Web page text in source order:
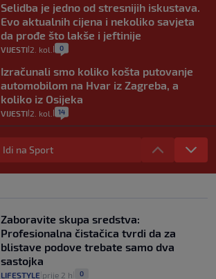
Selidba je jedno od stresnijih iskustava.
Evo aktualnih cijena i nekoliko savjeta
da prođe što lakše i jeftinije
VIJESTI 2. kol. 0
Izračunali smo koliko košta putovanje
automobilom na Hvar iz Zagreba, a
koliko iz Osijeka
VIJESTI 2. kol. 14
"Kći je otišla na more, a zaboravila
zdravstvenu iskaznicu". Kakva su prava
pacijenata izvan mjesta prebivališta?
1
Plenković na 15 dana ukine mjere: "Ne bi
se dogodilo ništa. Vlada se zaljubila u te
intervencije"
30. srp. 25
Idi na Sport
Zaboravite skupa sredstva:
Profesionalna čistačica tvrdi da za
blistave podove trebate samo dva
sastojka
LIFESTYLE prije 2 h 0